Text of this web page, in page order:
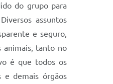
do grupo para
assuntos
e seguro,
animais, tanto no
é que todos os
e demais órgãos